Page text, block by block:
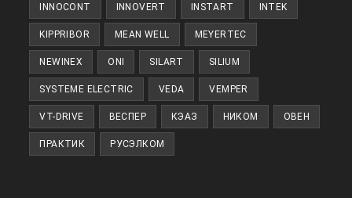
INNOCONT INNOVERT INSTART INTEK
KIPPRIBOR MEAN WELL MEYERTEC
NEWINEX ONI SILART SILIUM
SYSTEME ELECTRIC VEDA VEMPER
VT-DRIVE ВЕСПЕР КЭАЗ НИКОМ ОВЕН
ПРАКТИК РУСЭЛКОМ